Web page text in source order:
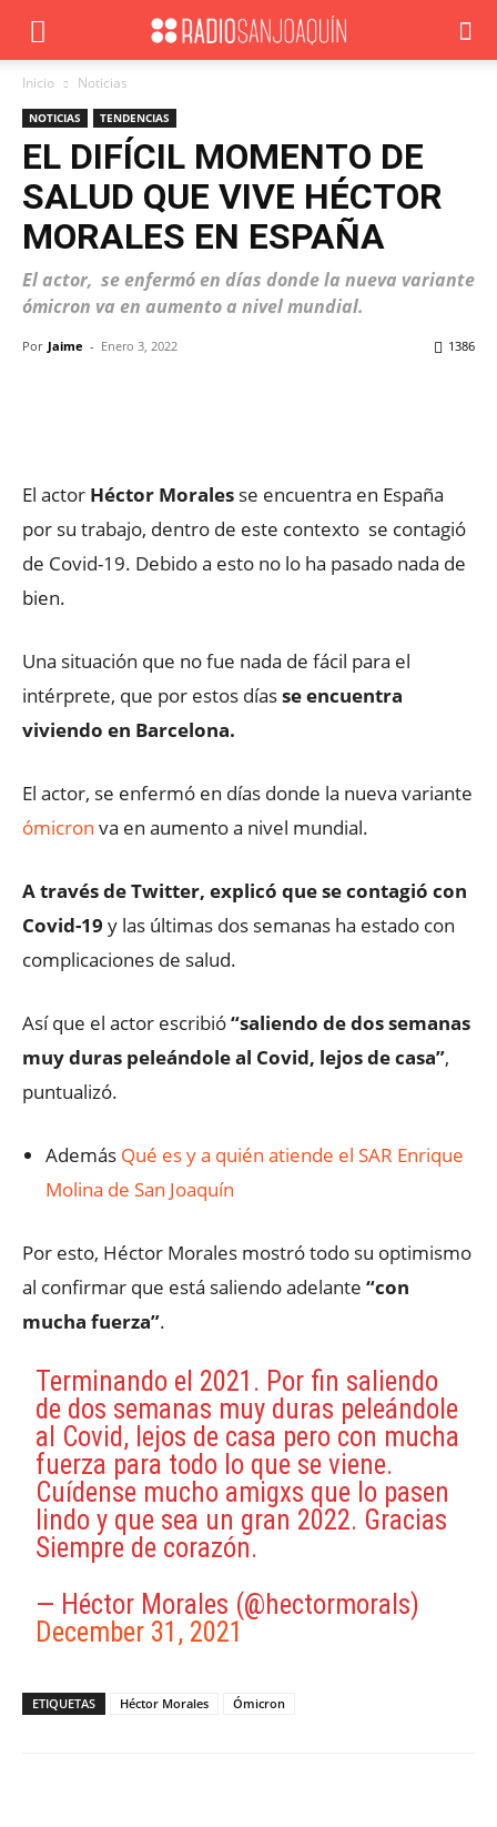
Inicio Noticias
NOTICIAS TENDENCIAS
EL DIFÍCIL MOMENTO DE
SALUD QUE VIVE HÉCTOR
MORALES EN ESPAÑA
El actor, se enfermó en días donde la nueva variante
ómicron va en aumento a nivel mundial.
Por Jaime - Enero 3, 2022 1386
El actor Héctor Morales se encuentra en España
por su trabajo, dentro de este contexto se contagió
de Covid-19. Debido a esto no lo ha pasado nada de
bien.
Una situación que no fue nada de fácil para el
intérprete, que por estos díasse encuentra
viviendo en Barcelona.
El actor, se enfermó en días donde la nueva variante
ómicron va en aumento a nivel mundial.
A través de Twitter, explicó que se contagió con
Covid-19 y las últimas dos semanas ha estado con
complicaciones de salud.
Así que el actor escribió“saliendo de dos semanas
muy duras peleándole al Covid, lejos de casa”,
puntualizó.
Además Qué es y a quién atiende el SAR Enrique
Molina de San Joaquín
Por esto, Héctor Morales mostró todo su optimismo
al confirmar que está saliendo adelante “con
mucha fuerza”.
Terminando el 2021. Por fin saliendo
de dos semanas muy duras peleándole
al Covid, lejos de casa pero con mucha
fuerza para todo lo que se viene.
Cuídense mucho amigxs que lo pasen
lindo y que sea un gran 2022. Gracias
Siempre de corazón.
— Héctor Morales (@hectormorals)
December 31, 2021
ETIQUETAS Héctor Morales Ómicron